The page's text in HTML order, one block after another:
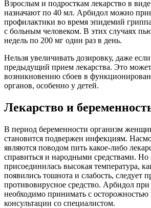
Взрослым и подросткам лекарство в
назначают по 40 мл. Арбидол можно
профилактики во время эпидемий
с больным человеком. В этих случаях
недель по 200 мг один раз в день.
Нельзя увеличивать дозировку, даже
предыдущий прием лекарства. Это
возникновению сбоев в
органов, особенно у детей.
Лекарство и
В период беременности организм
становится подвержен инфекциям.
являются поводом пить какое-либо
справиться и народными средствами. Но
присоединилась высокая температура,
появились тошнота и слабость, следует
противовирусное средство. Арбидол
необходимо принимать с осторожностью
консультации со специалистом.